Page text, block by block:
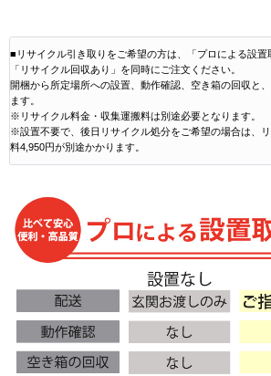
■リサイクル引き取りをご希望の方は、「プロによる設置
「リサイクル回収あり」を同時にご注文ください。
開梱から所定場所への設置、動作確認、空き箱の回収と
ます。
※リサイクル料金・収集運搬料は別途必要となります。
※設置不要で、後日リサイクル処分をご希望の場合は、
料4,950円が別途かかります。